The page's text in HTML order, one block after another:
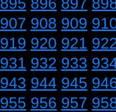
907 908 909
919 920 921
931 932 933
943 944 945
955 956 957